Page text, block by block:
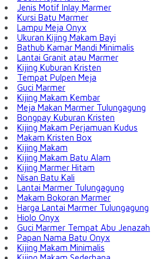
Jenis Motif Inlay Marmer
Kursi Batu Marmer
Lampu Meja Onyx
Ukuran Kijing Makam Bayi
Bathub Kamar Mandi Minimalis
Lantai Granit atau Marmer
Kijing Kuburan Kristen
Tempat Pulpen Meja
Guci Marmer
Kijing Makam Kembar
Meja Makan Marmer Tulungagung
Bongpay Kuburan Kristen
Kijing Makam Perjamuan Kudus
Makam Kristen Box
Kijing Makam
Kijing Makam Batu Alam
Kijing Marmer Hitam
Nisan Batu Kali
Lantai Marmer Tulungagung
Makam Bokoran Marmer
Harga Lantai Marmer Tulungagung
Hiolo Onyx
Guci Marmer Tempat Abu Jenazah
Papan Nama Batu Onyx
Kijing Makam Minimalis